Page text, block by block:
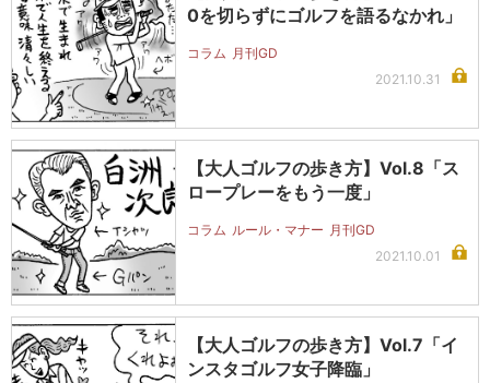
0を切らずにゴルフを語るなかれ」
コラム 月刊GD
2021.10.31
【大人ゴルフの歩き方】Vol.8「ス
ロープレーをもう一度」
コラム ルール・マナー 月刊GD
2021.10.01
【大人ゴルフの歩き方】Vol.7「イ
ンスタゴルフ女子降臨」